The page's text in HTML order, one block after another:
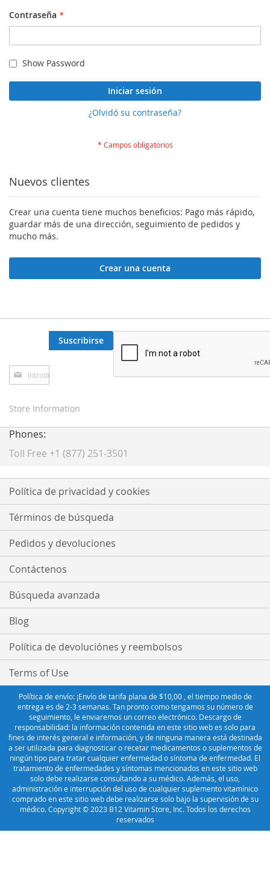
Contraseña
Show Password
Iniciar sesión
¿Olvidó su contraseña?
Nuevos clientes
Crear una cuenta tiene muchos beneficios: Pago más rápido,
guardar más de una dirección, seguimiento de pedidos y
mucho más.
Crear una cuenta
Inscríbase
a
boletín
noticias:
Suscribirse
Store Information
Phones:
Toll Free +1 (877) 251-3501
Política de privacidad y cookies
Términos de búsqueda
Pedidos y devoluciones
Contáctenos
Búsqueda avanzada
Blog
Política de devoluciónes y reembolsos
Terms of Use
Política de envío: ¡Envío de tarifa plana de $10,00 , el tiempo medio de
entrega es de 2-3 semanas. Tan pronto como tengamos su número de
seguimiento, le enviaremos un correo electrónico. Descargo de
responsabilidad: la información contenida en este sitio web es solo para
fines de interés general e información, y de ninguna manera está destinada
a ser utilizada para diagnosticar o recetar medicamentos o suplementos de
ningún tipo para tratar cualquier enfermedad o síntoma de enfermedad. El
tratamiento de enfermedades y síntomas mencionados en este sitio web
solo debe realizarse consultando a su médico. Además, el uso,
administración e interrupción del uso de cualquier suplemento vitamínico
comprado en este sitio web debe realizarse solo bajo la supervisión de su
médico. Copyright © 2023 B12 Vitamin Store, Inc. Todos los derechos
reservados